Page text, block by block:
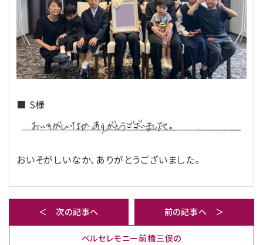
■ S様
おいそがしいなか、ありがとうございました。
＜ 次の記事へ
ベルセレモニー前橋三俣の
前の記事へ ＞